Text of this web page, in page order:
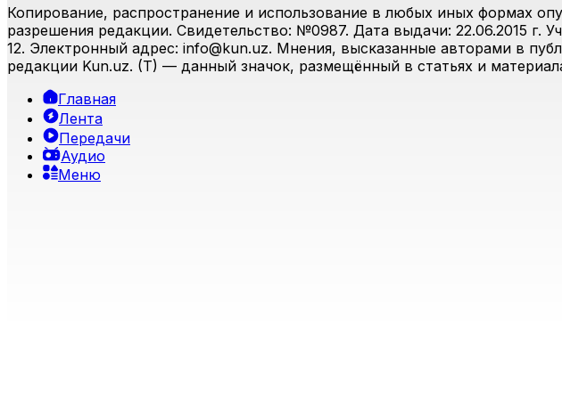
Копирование, распространение и использование в любых иных формах
разрешения редакции. Свидетельство: №0987. Дата выдачи: 22.06.2015 г.
12. Электронный адрес: info@kun.uz. Мнения, высказанные авторами в
редакции Kun.uz. (T) — данный значок, размещённый в статьях и
Главная
Лента
Передачи
Аудио
Меню